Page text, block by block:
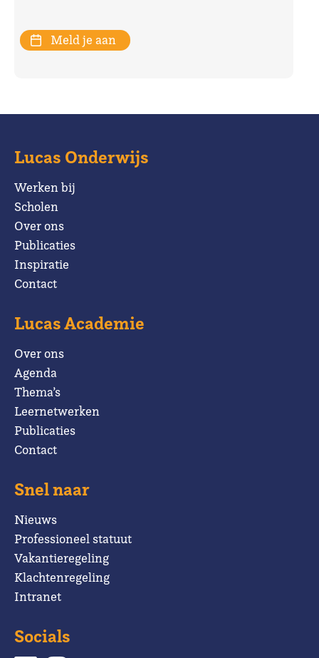
Meld je aan
Lucas Onderwijs
Werken bij
Scholen
Over ons
Publicaties
Inspiratie
Contact
Lucas Academie
Over ons
Agenda
Thema’s
Leernetwerken
Publicaties
Contact
Snel naar
Nieuws
Professioneel statuut
Vakantieregeling
Klachtenregeling
Intranet
Socials